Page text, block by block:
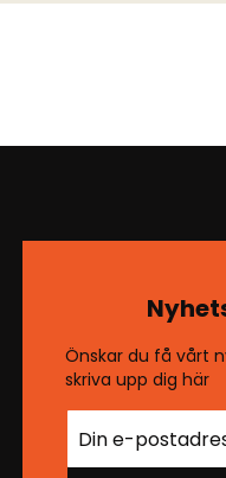
Önskar du få vårt
skriva upp dig här